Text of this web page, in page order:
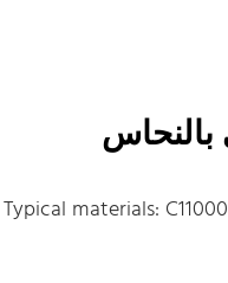
بالنحاس
Typical materials: